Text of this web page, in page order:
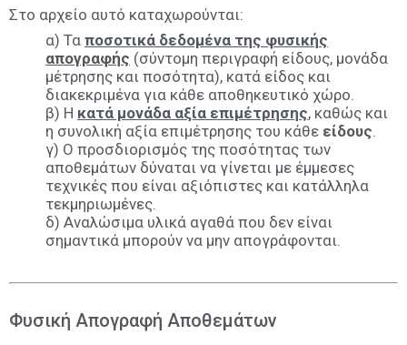
Στο αρχείο αυτό καταχωρούνται:
α) Τα ποσοτικά δεδομένα της φυσικής
απογραφής (σύντομη περιγραφή είδους, μονάδα
μέτρησης και ποσότητα), κατά είδος και
διακεκριμένα για κάθε αποθηκευτικό χώρο.
β) Η κατά μονάδα αξία επιμέτρησης, καθώς και
η συνολική αξία επιμέτρησης του κάθε είδους.
γ) Ο προσδιορισμός της ποσότητας των
αποθεμάτων δύναται να γίνεται με έμμεσες
τεχνικές που είναι αξιόπιστες και κατάλληλα
τεκμηριωμένες.
δ) Αναλώσιμα υλικά αγαθά που δεν είναι
σημαντικά μπορούν να μην απογράφονται.
Φυσική Απογραφή Αποθεμάτων